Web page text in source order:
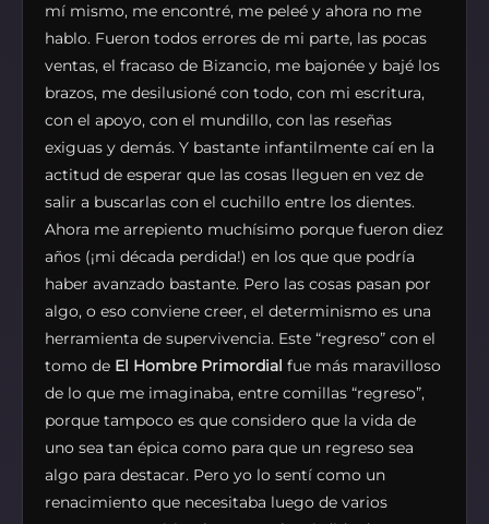
mí mismo, me encontré, me peleé y ahora no me
hablo. Fueron todos errores de mi parte, las pocas
ventas, el fracaso de Bizancio, me bajonée y bajé los
brazos, me desilusioné con todo, con mi escritura,
con el apoyo, con el mundillo, con las reseñas
exiguas y demás. Y bastante infantilmente caí en la
actitud de esperar que las cosas lleguen en vez de
salir a buscarlas con el cuchillo entre los dientes.
Ahora me arrepiento muchísimo porque fueron diez
años (¡mi década perdida!) en los que que podría
haber avanzado bastante. Pero las cosas pasan por
algo, o eso conviene creer, el determinismo es una
herramienta de supervivencia. Este “regreso” con el
tomo de El Hombre Primordial fue más maravilloso
de lo que me imaginaba, entre comillas “regreso”,
porque tampoco es que considero que la vida de
uno sea tan épica como para que un regreso sea
algo para destacar. Pero yo lo sentí como un
renacimiento que necesitaba luego de varios